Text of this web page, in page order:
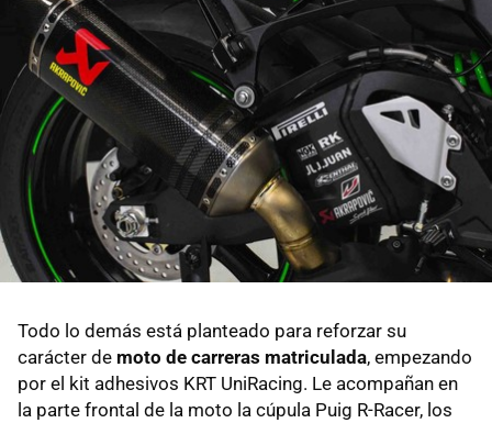
Todo lo demás está planteado para reforzar su
carácter de moto de carreras matriculada, empezando
por el kit adhesivos KRT UniRacing. Le acompañan en
la parte frontal de la moto la cúpula Puig R-Racer, los